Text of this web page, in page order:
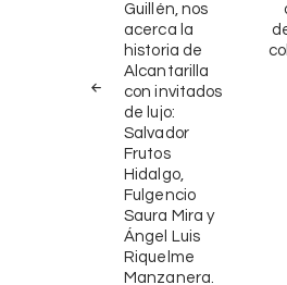
Guillén, nos
acerca la
historia de
Alcantarilla
con invitados
de lujo:
Salvador
Frutos
Hidalgo,
Fulgencio
Saura Mira y
Ángel Luis
Riquelme
Manzanera.